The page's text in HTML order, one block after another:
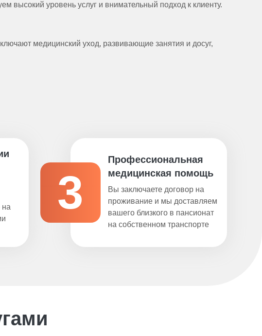
высокий уровень услуг и внимательный подход к клиенту.
медицинский уход, развивающие занятия и досуг,
на
3
Профессиональная
медицинская помощь
Вы заключаете договор на
проживание и мы доставляем
вашего близкого в пансионат
на собственном транспорте